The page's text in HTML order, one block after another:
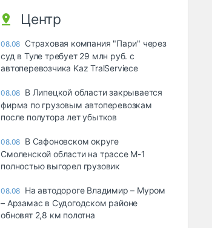
Центр
08.08 Страховая компания "Пари" через
суд в Туле требует 29 млн руб. с
автоперевозчика Kaz TralServiece
08.08 В Липецкой области закрывается
фирма по грузовым автоперевозкам
после полутора лет убытков
08.08 В Сафоновском округе
Смоленской области на трассе М-1
полностью выгорел грузовик
08.08 На автодороге Владимир – Муром
– Арзамас в Судогодском районе
обновят 2,8 км полотна